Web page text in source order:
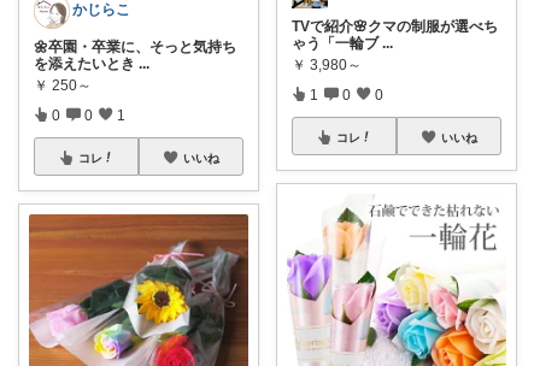
かじらこ
🌼卒園・卒業に、そっと気持ち
を添えたいとき ...
￥ 250～
0 0 1
コレ いいね
TVで紹介🌸クマの制服が選べち
ゃう「一輪ブ ...
￥ 3,980～
1 0 0
コレ いいね